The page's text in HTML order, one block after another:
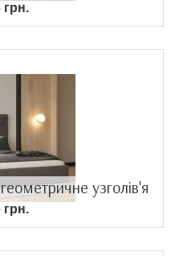
грн.
узголів'я
грн.